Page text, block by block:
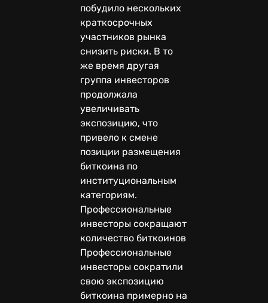
побудило нескольких
краткосрочных
участников рынка
снизить риски. В то
же время другая
группа инвесторов
продолжала
увеличивать
экспозицию, что
привело к смене
позиции размещения
биткоина по
институциональным
категориям.
Профессиональные
инвесторы сокращают
количество биткоинов
Профессиональные
инвесторы сократили
свою экспозицию
биткоина примерно на